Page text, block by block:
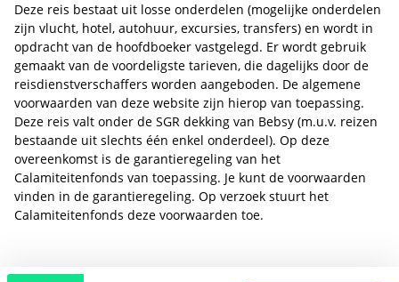
Deze reis bestaat uit losse onderdelen (mogelijke onderdelen
zijn vlucht, hotel, autohuur, excursies, transfers) en wordt in
opdracht van de hoofdboeker vastgelegd. Er wordt gebruik
gemaakt van de voordeligste tarieven, die dagelijks door de
reisdienstverschaffers worden aangeboden. De algemene
voorwaarden van deze website zijn hierop van toepassing.
Deze reis valt onder de SGR dekking van Bebsy (m.u.v. reizen
bestaande uit slechts één enkel onderdeel). Op deze
overeenkomst is de garantieregeling van het
Calamiteitenfonds van toepassing. Je kunt de voorwaarden
vinden in de garantieregeling. Op verzoek stuurt het
Calamiteitenfonds deze voorwaarden toe.